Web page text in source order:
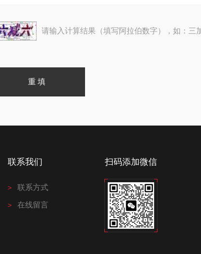
请输入计算结果（填写阿拉伯数字），如：三
联系我们
联系方式
在线留言
扫码添加微信